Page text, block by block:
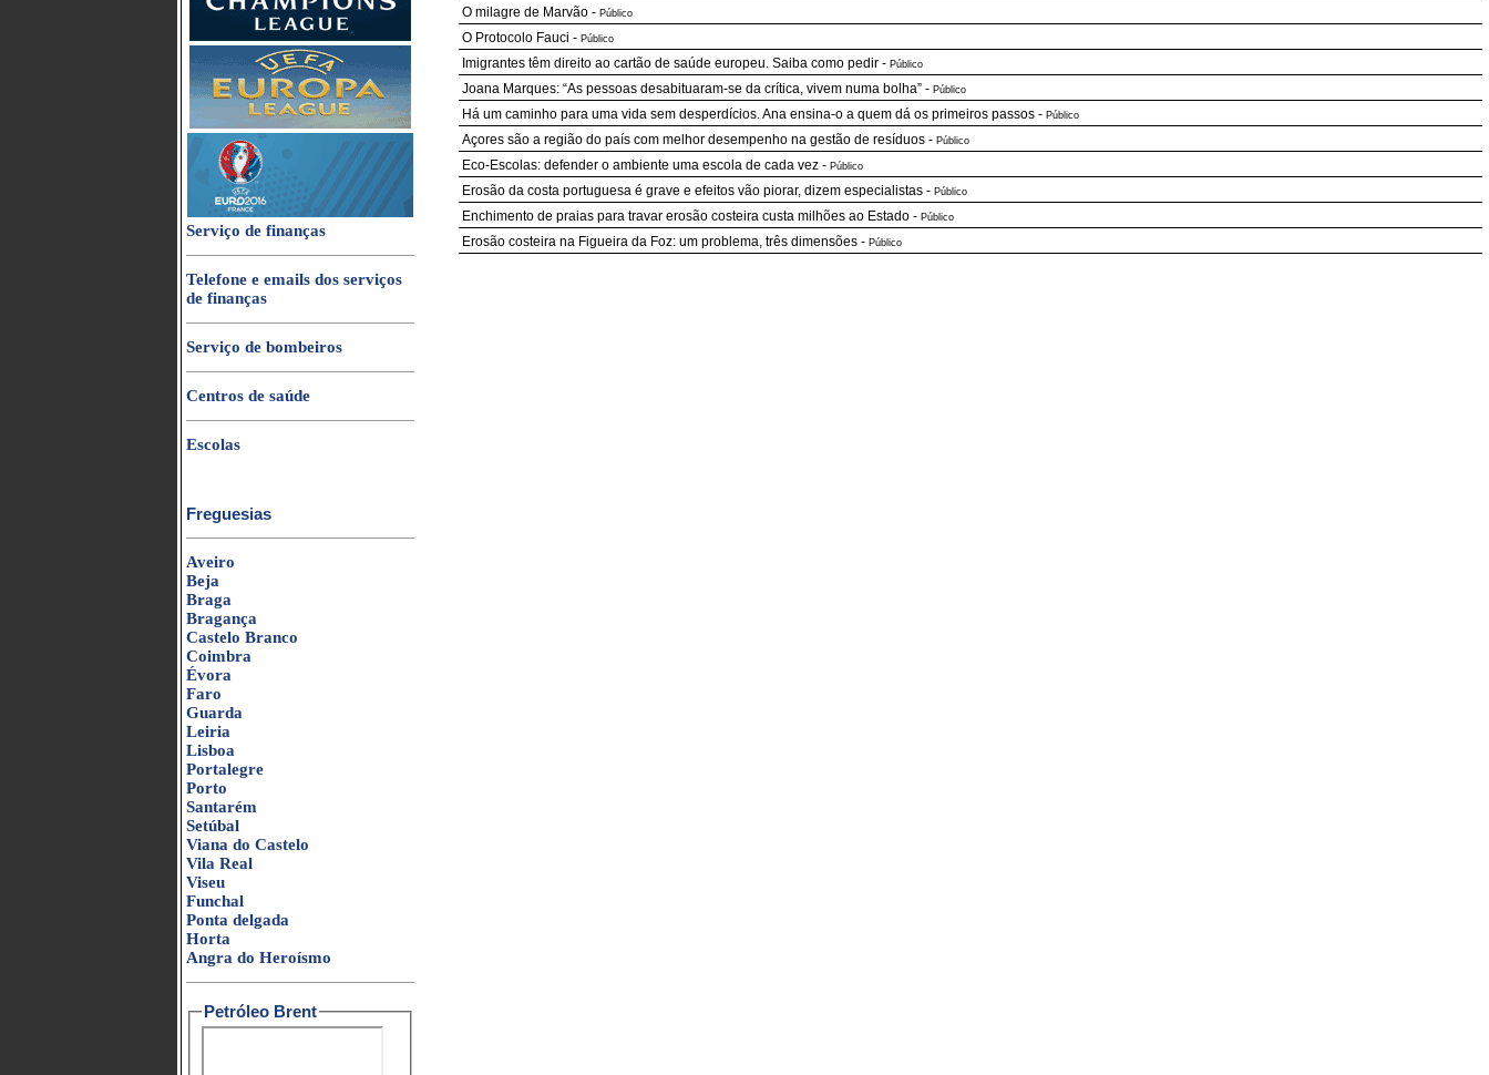
Serviço de finanças
Telefone e emails dos serviços
de finanças
Serviço de bombeiros
Centros de saúde
Escolas
Freguesias
Aveiro
Beja
Braga
Bragança
Castelo Branco
Coimbra
Évora
Faro
Guarda
Leiria
Lisboa
Portalegre
Porto
Santarém
Setúbal
Viana do Castelo
Vila Real
Viseu
Funchal
Ponta delgada
Horta
Angra do Heroísmo
Petróleo Brent
O milagre de Marvão - Público
O Protocolo Fauci - Público
Imigrantes têm direito ao cartão de saúde europeu. Saiba como pedir - Público
Joana Marques: “As pessoas desabituaram-se da crítica, vivem numa bolha” - Público
Há um caminho para uma vida sem desperdícios. Ana ensina-o a quem dá os primeiros passos - Público
Açores são a região do país com melhor desempenho na gestão de resíduos - Público
Eco-Escolas: defender o ambiente uma escola de cada vez - Público
Erosão da costa portuguesa é grave e efeitos vão piorar, dizem especialistas - Público
Enchimento de praias para travar erosão costeira custa milhões ao Estado - Público
Erosão costeira na Figueira da Foz: um problema, três dimensões - Público